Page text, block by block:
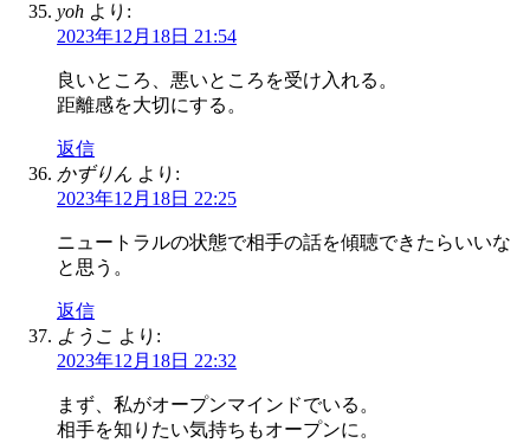
yoh より:
2023年12月18日 21:54
良いところ、悪いところを受け入れる。
距離感を大切にする。
返信
かずりん より:
2023年12月18日 22:25
ニュートラルの状態で相手の話を傾聴できたらいいな
と思う。
返信
ようこ より:
2023年12月18日 22:32
まず、私がオープンマインドでいる。
相手を知りたい気持ちもオープンに。